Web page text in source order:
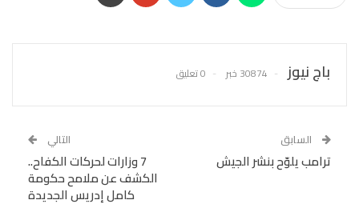
باج نيوز 30874 خبر 0 تعليق
السابق
ترامب يلوّح بنشر الجيش
التالي
7 وزارات لحركات الكفاح..
الكشف عن ملامح حكومة
كامل إدريس الجديدة